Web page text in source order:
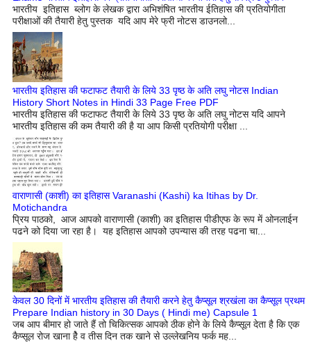
भारतीय इतिहास ब्लोग के लेखक द्वारा अभिशंषित भारतीय ईतिहास की प्रतियोगीता
परीक्षाओं की तैयारी हेतु पुस्तक यदि आप मेरे फ्री नोटस डाउनलो...
भारतीय इतिहास की फटाफट तैयारी के लिये 33 पृष्ठ के अति लघु नोटस Indian
History Short Notes in Hindi 33 Page Free PDF
भारतीय इतिहास की फटाफट तैयारी के लिये 33 पृष्ठ के अति लघु नोटस यदि आपने
भारतीय इतिहास की कम तैयारी की है या आप किसी प्रतियोगी परीक्षा ...
वाराणासी (काशी) का इतिहास Varanashi (Kashi) ka Itihas by Dr.
Motichandra
प्रिय पाठको, आज आपको वाराणासी (काशी) का इतिहास पीडीएफ के रूप में ओनलाईन
पढने को दिया जा रहा है। यह इतिहास आपको उपन्यास की तरह पढना चा...
केवल 30 दिनों में भारतीय इतिहास की तैयारी करने हेतु कैप्सूल श्रखंला का कैप्सूल प्रथम
Prepare Indian history in 30 Days ( Hindi me) Capsule 1
जब आप बीमार हो जाते हैं तो चिकित्सक आपको ठीक होने के लिये कैप्सूल देता है कि एक
कैप्सूल रोज खाना हेै व तीस दिन तक खाने से उल्लेखनिय फर्क मह...